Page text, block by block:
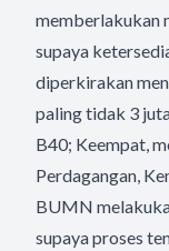
memberlakukan
supaya
diperkirakan
paling tidak 3
B40; Keempat,
Perdagangan,
BUMN
supaya proses